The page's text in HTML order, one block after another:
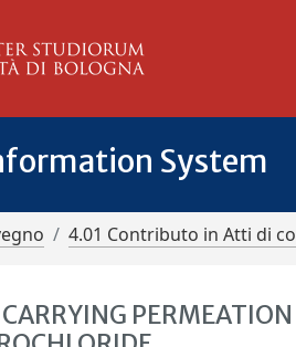
System
4.01 Contributo in Atti di